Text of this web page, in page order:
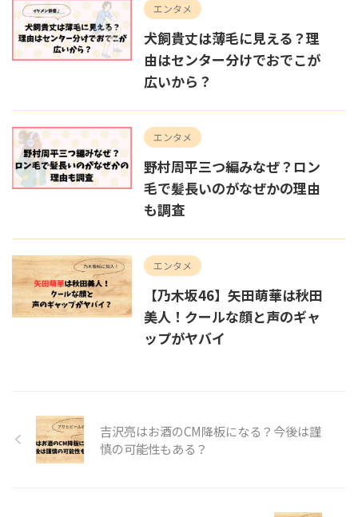
エンタメ
犬飼貴丈は薄毛に見える？理
由はセンター分けでおでこが
広いから？
エンタメ
野村周平三つ編みなぜ？ロン
毛で髪長いのがなぜかの理由
も調査
エンタメ
【乃木坂46】矢田萌華は秋田
美人！クールな顔と声のギャ
ップがヤバイ
吉沢亮はお酒のCM降板になる？今後は謹
慎の可能性もある？